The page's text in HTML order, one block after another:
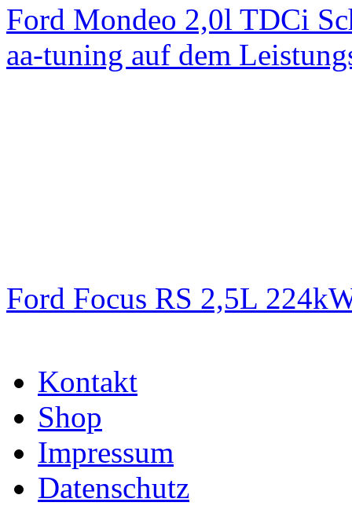
Ford Mondeo 2,0l TDCi
aa-tuning auf dem
Ford Focus RS 2,5L
Kontakt
Shop
Impressum
Datenschutz